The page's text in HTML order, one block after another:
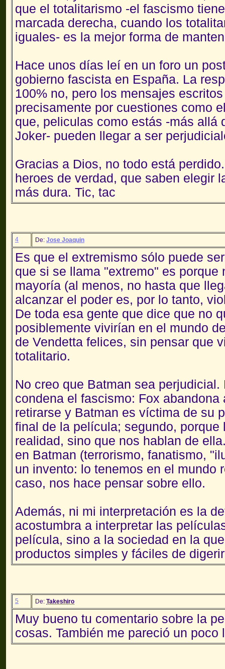
que el totalitarismo -el fascismo
marcada derecha, cuando los
iguales- es la mejor forma de
Hace unos días leí en un foro un
gobierno fascista en España. La
100% no, pero los mensajes
precisamente por cuestiones como
que, peliculas como estás -más allá
Joker- pueden llegar a ser
Gracias a Dios, no todo está
heroes de verdad, que saben elegir
más dura. Tic, tac
4 De: Jose Joaquin
Es que el extremismo sólo puede
que si se llama "extremo" es porque
mayoría (al menos, no hasta que
alcanzar el poder es, por lo tanto,
De toda esa gente que dice que no
posiblemente vivirían en el mundo
de Vendetta felices, sin pensar que
totalitario.
No creo que Batman sea
condena el fascismo: Fox
retirarse y Batman es víctima de su
final de la película; segundo,
realidad, sino que nos hablan de
en Batman (terrorismo, fanatismo,
un invento: lo tenemos en el mundo
caso, nos hace pensar sobre ello.
Además, ni mi interpretación es la
acostumbra a interpretar las
película, sino a la sociedad en la
productos simples y fáciles de
5 De: Takeshiro
Muy bueno tu comentario sobre la
cosas. También me pareció un poco